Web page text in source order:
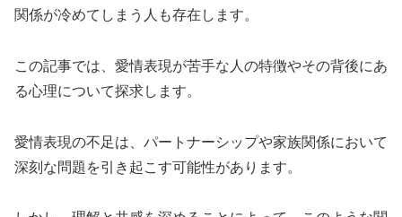
関係が冷めてしまう人も存在します。
この記事では、愛情表現が苦手な人の特徴やその背後にあ
る心理について探求します。
愛情表現の不足は、パートナーシップや家族関係において
深刻な問題を引き起こす可能性があります。